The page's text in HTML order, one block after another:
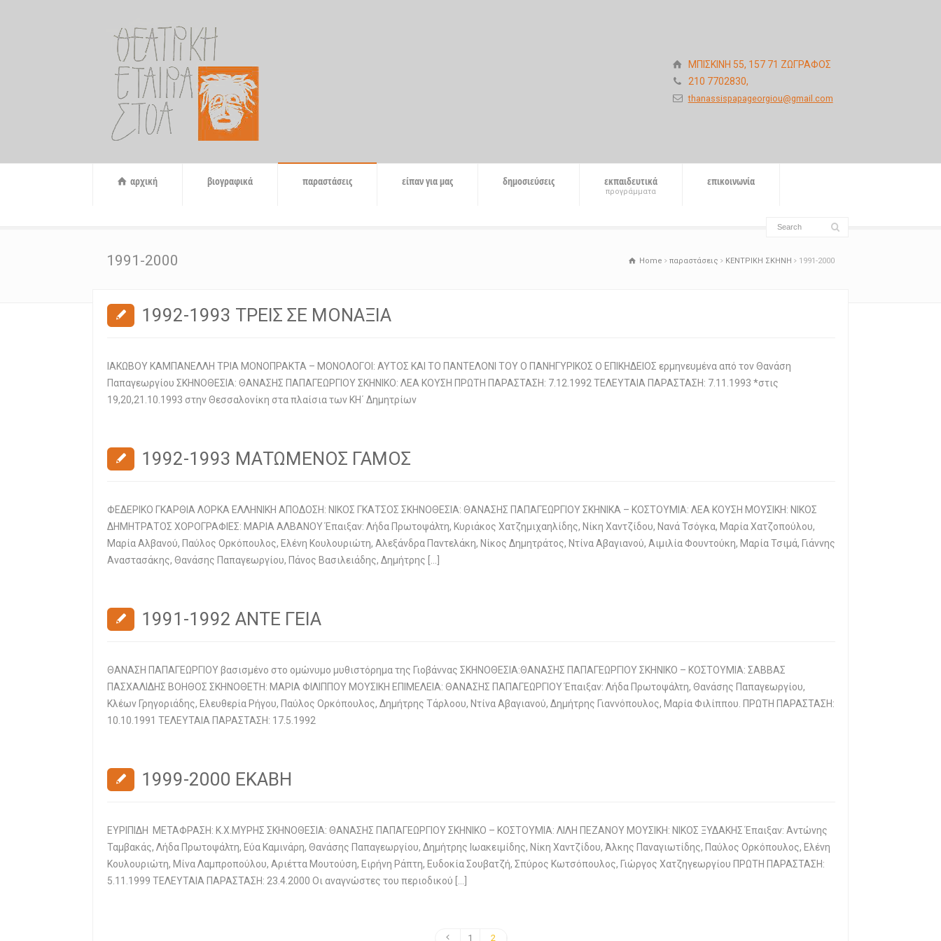
ΜΠΙΣΚΙΝΗ 55, 157 71 ΖΩΓΡΑΦΟΣ
210 7702830,
thanassispapageorgiou@gmail.com
αρχική βιογραφικά παραστάσεις είπαν για μας δημοσιεύσεις εκπαιδευτικά
προγράμματα
επικοινωνία
1991-2000 Home παραστάσεις ΚΕΝΤΡΙΚΗ ΣΚΗΝΗ 1991-2000
1992-1993 ΤΡΕΙΣ ΣΕ ΜΟΝΑΞΙΑ
ΙΑΚΩΒΟΥ ΚΑΜΠΑΝΕΛΛΗ ΤΡΙΑ ΜΟΝΟΠΡΑΚΤΑ – ΜΟΝΟΛΟΓΟΙ: ΑΥΤΟΣ ΚΑΙ ΤΟ ΠΑΝΤΕΛΟΝΙ ΤΟΥ Ο ΠΑΝΗΓΥΡΙΚΟΣ Ο ΕΠΙΚΗΔΕΙΟΣ ερμηνευμένα από τον Θανάση
Παπαγεωργίου ΣΚΗΝΟΘΕΣΙΑ: ΘΑΝΑΣΗΣ ΠΑΠΑΓΕΩΡΓΙΟΥ ΣΚΗΝΙΚΟ: ΛΕΑ ΚΟΥΣΗ ΠΡΩΤΗ ΠΑΡΑΣΤΑΣΗ: 7.12.1992 ΤΕΛΕΥΤΑΙΑ ΠΑΡΑΣΤΑΣΗ: 7.11.1993 *στις
19,20,21.10.1993 στην Θεσσαλονίκη στα πλαίσια των ΚΗ΄ Δημητρίων
1992-1993 ΜΑΤΩΜΕΝΟΣ ΓΑΜΟΣ
ΦΕΔΕΡΙΚΟ ΓΚΑΡΘΙΑ ΛΟΡΚΑ ΕΛΛΗΝΙΚΗ ΑΠΟΔΟΣΗ: ΝΙΚΟΣ ΓΚΑΤΣΟΣ ΣΚΗΝΟΘΕΣΙΑ: ΘΑΝΑΣΗΣ ΠΑΠΑΓΕΩΡΓΙΟΥ ΣΚΗΝΙΚΑ – ΚΟΣΤΟΥΜΙΑ: ΛΕΑ ΚΟΥΣΗ ΜΟΥΣΙΚΗ: ΝΙΚΟΣ
ΔΗΜΗΤΡΑΤΟΣ ΧΟΡΟΓΡΑΦΙΕΣ: ΜΑΡΙΑ ΑΛΒΑΝΟΥ Έπαιξαν: Λήδα Πρωτοψάλτη, Κυριάκος Χατζημιχαηλίδης, Νίκη Χαντζίδου, Νανά Τσόγκα, Μαρία Χατζοπούλου,
Μαρία Αλβανού, Παύλος Ορκόπουλος, Ελένη Κουλουριώτη, Αλεξάνδρα Παντελάκη, Νίκος Δημητράτος, Ντίνα Αβαγιανού, Αιμιλία Φουντούκη, Μαρία Τσιμά, Γιάννης
Αναστασάκης, Θανάσης Παπαγεωργίου, Πάνος Βασιλειάδης, Δημήτρης […]
1991-1992 ΑΝΤΕ ΓΕΙΑ
ΘΑΝΑΣΗ ΠΑΠΑΓΕΩΡΓΙΟΥ βασισμένο στο ομώνυμο μυθιστόρημα της Γιοβάννας ΣΚΗΝΟΘΕΣΙΑ:ΘΑΝΑΣΗΣ ΠΑΠΑΓΕΩΡΓΙΟΥ ΣΚΗΝΙΚΟ – ΚΟΣΤΟΥΜΙΑ: ΣΑΒΒΑΣ
ΠΑΣΧΑΛΙΔΗΣ ΒΟΗΘΟΣ ΣΚΗΝΟΘΕΤΗ: ΜΑΡΙΑ ΦΙΛΙΠΠΟΥ ΜΟΥΣΙΚΗ ΕΠΙΜΕΛΕΙΑ: ΘΑΝΑΣΗΣ ΠΑΠΑΓΕΩΡΓΙΟΥ Έπαιξαν: Λήδα Πρωτοψάλτη, Θανάσης Παπαγεωργίου,
Κλέων Γρηγοριάδης, Ελευθερία Ρήγου, Παύλος Ορκόπουλος, Δημήτρης Τάρλοου, Ντίνα Αβαγιανού, Δημήτρης Γιαννόπουλος, Μαρία Φιλίππου. ΠΡΩΤΗ ΠΑΡΑΣΤΑΣΗ:
10.10.1991 ΤΕΛΕΥΤΑΙΑ ΠΑΡΑΣΤΑΣΗ: 17.5.1992
1999-2000 ΕΚΑΒΗ
ΕΥΡΙΠΙΔΗ ΜΕΤΑΦΡΑΣΗ: Κ.Χ.ΜΥΡΗΣ ΣΚΗΝΟΘΕΣΙΑ: ΘΑΝΑΣΗΣ ΠΑΠΑΓΕΩΡΓΙΟΥ ΣΚΗΝΙΚΟ – ΚΟΣΤΟΥΜΙΑ: ΛΙΛΗ ΠΕΖΑΝΟΥ ΜΟΥΣΙΚΗ: ΝΙΚΟΣ ΞΥΔΑΚΗΣ Έπαιξαν: Αντώνης
Ταμβακάς, Λήδα Πρωτοψάλτη, Εύα Καμινάρη, Θανάσης Παπαγεωργίου, Δημήτρης Ιωακειμίδης, Νίκη Χαντζίδου, Άλκης Παναγιωτίδης, Παύλος Ορκόπουλος, Ελένη
Κουλουριώτη, Μίνα Λαμπροπούλου, Αριέττα Μουτούση, Ειρήνη Ράπτη, Ευδοκία Σουβατζή, Σπύρος Κωτσόπουλος, Γιώργος Χατζηγεωργίου ΠΡΩΤΗ ΠΑΡΑΣΤΑΣΗ:
5.11.1999 ΤΕΛΕΥΤΑΙΑ ΠΑΡΑΣΤΑΣΗ: 23.4.2000 Οι αναγνώστες του περιοδικού […]
1 2